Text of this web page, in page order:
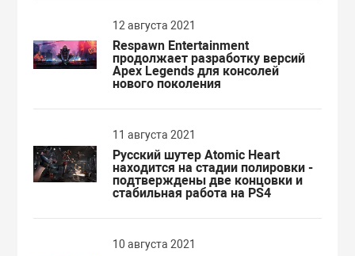
12 августа 2021
Respawn Entertainment
продолжает разработку версий
Apex Legends для консолей
нового поколения
11 августа 2021
Русский шутер Atomic Heart
находится на стадии полировки -
подтверждены две концовки и
стабильная работа на PS4
10 августа 2021